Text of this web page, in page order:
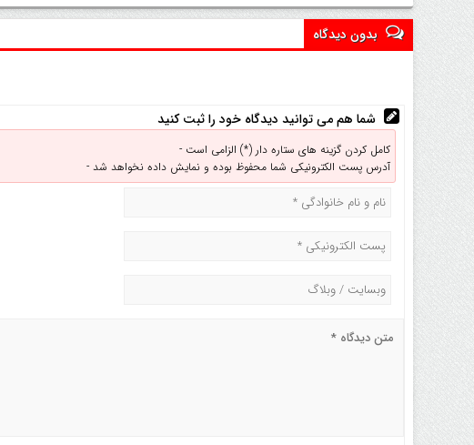
بدون دیدگاه
شما هم می توانید دیدگاه خود را ثبت کنید
کامل کردن گزینه های ستاره دار (*) الزامی است -
آدرس پست الکترونیکی شما محفوظ بوده و نمایش داده نخواهد شد -